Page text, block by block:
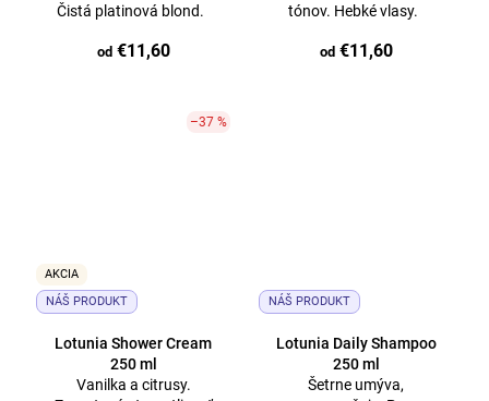
Čistá platinová blond.
od€11,60
tónov. Hebké vlasy.
od€11,60
AKCIA
NÁŠ PRODUKT
–37 %
Lotunia Shower Cream
250 ml
Vanilka a citrusy.
NÁŠ PRODUKT
Lotunia Daily Shampoo
250 ml
Šetrne umýva,